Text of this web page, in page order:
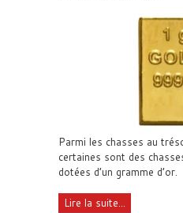
Parmi les chasses au
certaines sont des
dotées d’un gramme d’or.
Lire la suite...